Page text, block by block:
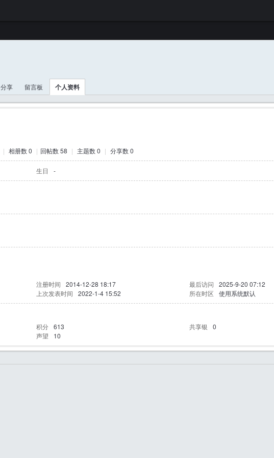
分享 留言板 个人资料
| 相册数 0 | 回帖数 58 | 主题数 0 | 分享数 0
生日 -
注册时间 2014-12-28 18:17 最后访问
2025-9-20 07:12
上次发表时间 2022-1-4 15:52 所在时区 使用系统默认
积分 613 共享银
0
声望 10